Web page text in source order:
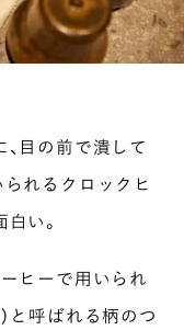
目の前で潰して
れるクロックヒ
い。
ヒーで用いられ
と呼ばれる柄のつ